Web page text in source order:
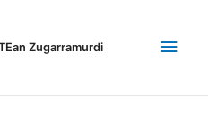
Zugarramurdi